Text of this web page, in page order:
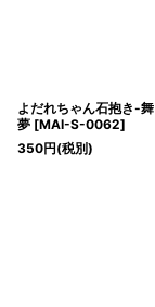
よだれちゃん石抱き-舞
夢 [MAI-S-0062]
350円(税別)